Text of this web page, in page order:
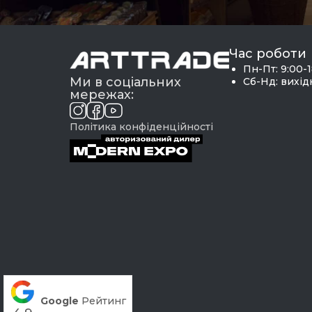
Чебуречниці
Ми в соціальних
мережах:
Політика конфіденційності
Час роботи
Пн-Пт: 9:00-
Сб-Нд:
Google Рейтинг